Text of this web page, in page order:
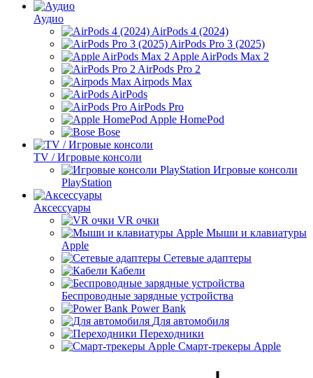
Аудио
AirPods 4 (2024)
AirPods Pro 3 (2025)
Apple AirPods Max 2
AirPods Pro 2
Airpods Max
AirPods
AirPods Pro
Apple HomePod
Bose
TV / Игровые консоли
Игровые консоли
PlayStation
Аксессуары
VR очки
Мыши и клавиатуры
Apple
Сетевые адаптеры
Кабели
Беспроводные зарядные устройства
Power Bank
Для автомобиля
Переходники
Смарт-трекеры Apple